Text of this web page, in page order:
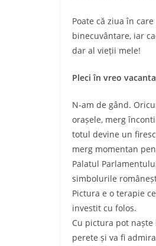
Poate că ziua în
binecuvântare, iar
dar al vieții mele!
Pleci în vreo
N-am de gând.
orașele, merg
totul devine un
merg momentan
Palatul
simbolurile
Pictura e o terapie
investit cu folos.
Cu pictura pot
perete și va fi